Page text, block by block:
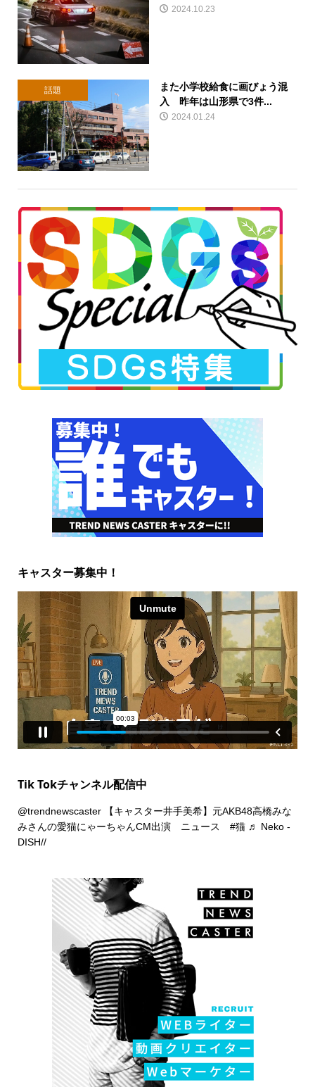
2024.10.23
話題
また小学校給食に画びょう混
入 昨年は山形県で3件...
2024.01.24
キャスター募集中！
Tik Tokチャンネル配信中
@trendnewscaster【キャスター井手美希】元AKB48高橋みな
みさんの愛猫にゃーちゃんCM出演 ニュース #猫 ♬ Neko -
DISH//